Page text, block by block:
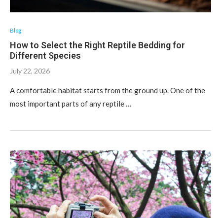
Blog
How to Select the Right Reptile Bedding for
Different Species
July 22, 2026
A comfortable habitat starts from the ground up. One of the
most important parts of any reptile …